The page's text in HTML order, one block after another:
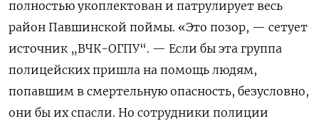
полностью укоплектован и патрулирует весь
район Павшинской поймы. «Это позор, — сетует
источник „ВЧК-ОГПУ“. — Если бы эта группа
полицейских пришла на помощь людям,
попавшим в смертельную опасность, безусловно,
они бы их спасли. Но сотрудники полиции